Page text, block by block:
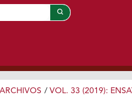
ARCHIVOS / VOL. 33 (2019):